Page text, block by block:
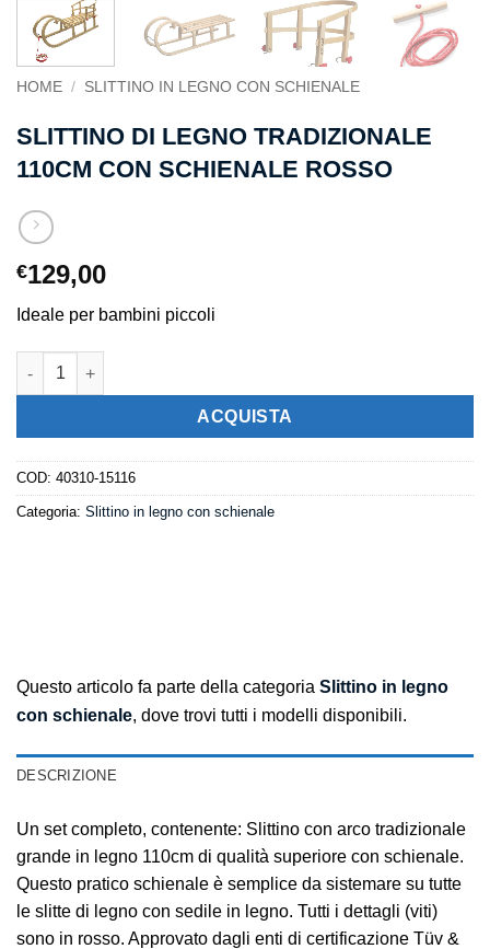
HOME / SLITTINO IN LEGNO CON SCHIENALE
SLITTINO DI LEGNO TRADIZIONALE
110CM CON SCHIENALE ROSSO
€129,00
Ideale per bambini piccoli
Slittino di legno tradizionale 110cm con schienale rosso
ACQUISTA
COD: 40310-15116
Categoria: Slittino in legno con schienale
Questo articolo fa parte della categoria Slittino in legno
con schienale, dove trovi tutti i modelli disponibili.
DESCRIZIONE
Un set completo, contenente: Slittino con arco tradizionale
grande in legno 110cm di qualità superiore con schienale.
Questo pratico schienale è semplice da sistemare su tutte
le slitte di legno con sedile in legno. Tutti i dettagli (viti)
sono in rosso. Approvato dagli enti di certificazione Tüv &